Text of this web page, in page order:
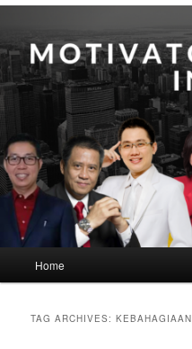
Home
TAG ARCHIVES:KEBAHAGIAAN